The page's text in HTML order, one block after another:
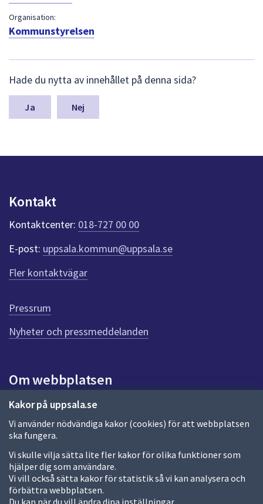
Kakor på uppsala.se
Vi använder nödvändiga kakor (cookies) för att webbplatsen
ska fungera.
Vi skulle vilja sätta lite fler kakor för olika funktioner som
hjälper dig som användare.
Vi vill också sätta kakor för statistik så vi kan analysera och
förbättra webbplatsen.
Du kan när du vill ändra dina inställningar.
Organisation:
Kommunstyrelsen
ä
m
a
n
k
t
e
r
f
ö
r
e
n
n
a
d
a
Hade du nytta av innehållet på denna sida?
Nej
Kontakt
Kontaktcenter: 018-727 00 00
E-post: uppsala.kommun@uppsala.se
Fler kontaktvägar
Pressrum
Nyheter och pressmeddelanden
Om webbplatsen
Om webbplatsen
Allmänna handlingar och diarium
Behandling av personuppgifter
Kakor
Språk (other languages)